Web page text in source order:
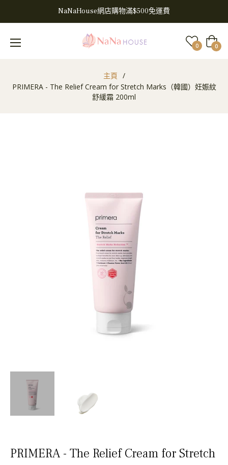
NaNaHouse網店購物滿$500免運費
0 大
車 0
主頁 /
PRIMERA - The Relief Cream for Stretch Marks（韓國）妊娠紋
舒緩霜 200ml
PRIMERA - The Relief Cream for Stretch